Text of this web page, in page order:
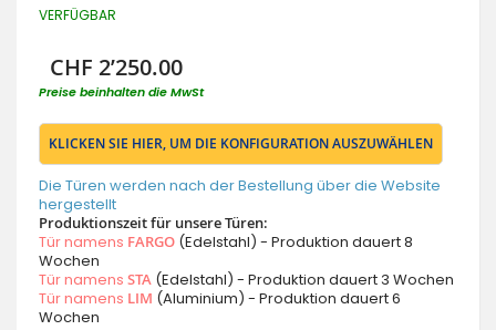
VERFÜGBAR
CHF 2’250.00
Preise beinhalten die MwSt
KLICKEN SIE HIER, UM DIE KONFIGURATION AUSZUWÄHLEN
Die Türen werden nach der Bestellung über die Website
hergestellt
Produktionszeit für unsere Türen:
Tür namens FARGO (Edelstahl) - Produktion dauert 8
Wochen
Tür namens STA (Edelstahl) - Produktion dauert 3 Wochen
Tür namens LIM (Aluminium) - Produktion dauert 6
Wochen